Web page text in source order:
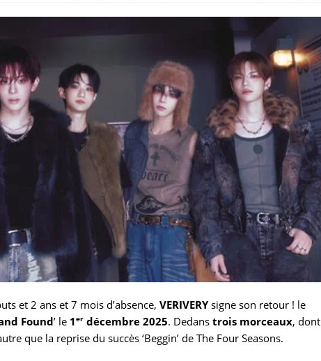
et 2 ans et 7 mois d’absence, VERIVERYsigne son retour ! le
Found’ le 1er décembre 2025. Dedans trois morceaux, dont
que la reprise du succès ‘Beggin’ de The Four Seasons.